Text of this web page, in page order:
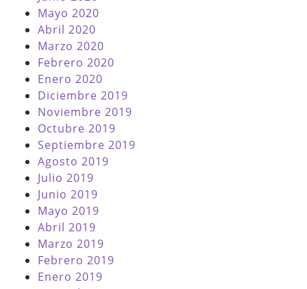
Mayo 2020
Abril 2020
Marzo 2020
Febrero 2020
Enero 2020
Diciembre 2019
Noviembre 2019
Octubre 2019
Septiembre 2019
Agosto 2019
Julio 2019
Junio 2019
Mayo 2019
Abril 2019
Marzo 2019
Febrero 2019
Enero 2019